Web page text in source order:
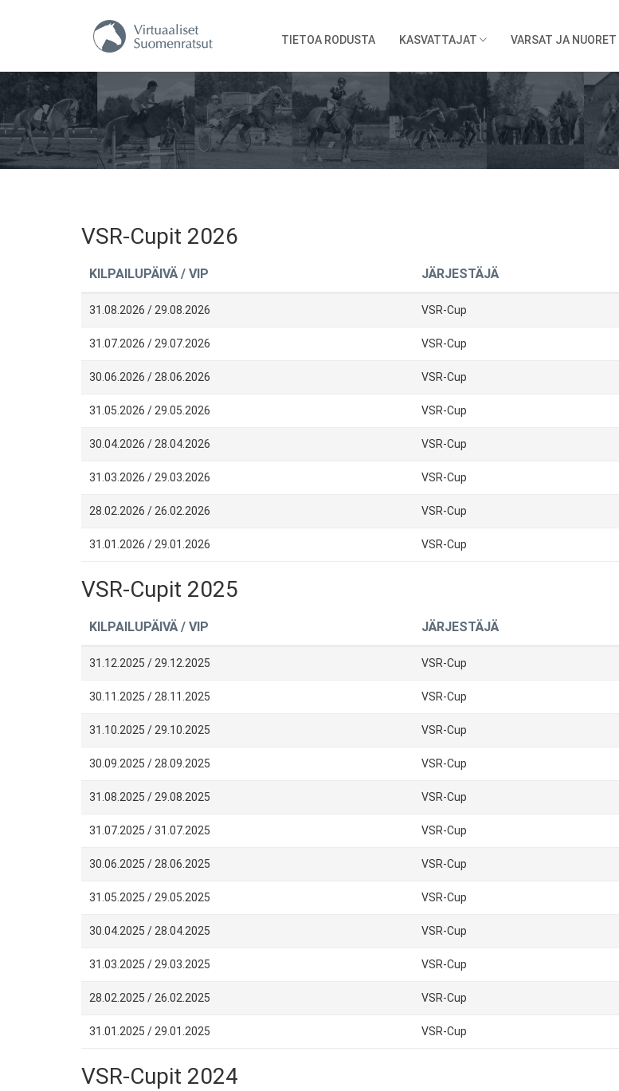
TIETOA RODUSTA KASVATTAJAT VARSAT JA NUORET
VSR-Cupit 2026
KILPAILUPÄIVÄ / VIP JÄRJESTÄJÄ
31.08.2026 / 29.08.2026 VSR-Cup
31.07.2026 / 29.07.2026 VSR-Cup
30.06.2026 / 28.06.2026 VSR-Cup
31.05.2026 / 29.05.2026 VSR-Cup
30.04.2026 / 28.04.2026 VSR-Cup
31.03.2026 / 29.03.2026 VSR-Cup
28.02.2026 / 26.02.2026 VSR-Cup
31.01.2026 / 29.01.2026 VSR-Cup
VSR-Cupit 2025
KILPAILUPÄIVÄ / VIP JÄRJESTÄJÄ
31.12.2025 / 29.12.2025 VSR-Cup
30.11.2025 / 28.11.2025 VSR-Cup
31.10.2025 / 29.10.2025 VSR-Cup
30.09.2025 / 28.09.2025 VSR-Cup
31.08.2025 / 29.08.2025 VSR-Cup
31.07.2025 / 31.07.2025 VSR-Cup
30.06.2025 / 28.06.2025 VSR-Cup
31.05.2025 / 29.05.2025 VSR-Cup
30.04.2025 / 28.04.2025 VSR-Cup
31.03.2025 / 29.03.2025 VSR-Cup
28.02.2025 / 26.02.2025 VSR-Cup
31.01.2025 / 29.01.2025 VSR-Cup
VSR-Cupit 2024